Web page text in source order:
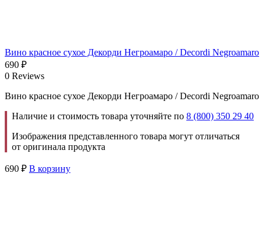
Вино красное сухое Декорди Негроамаро / Decordi Negroamaro
690 ₽
0 Reviews
Вино красное сухое Декорди Негроамаро / Decordi Negroamaro
Наличие и стоимость товара уточняйте по 8 (800) 350 29 40
Изображения представленного товара могут отличаться
от оригинала продукта
690 ₽ В корзину